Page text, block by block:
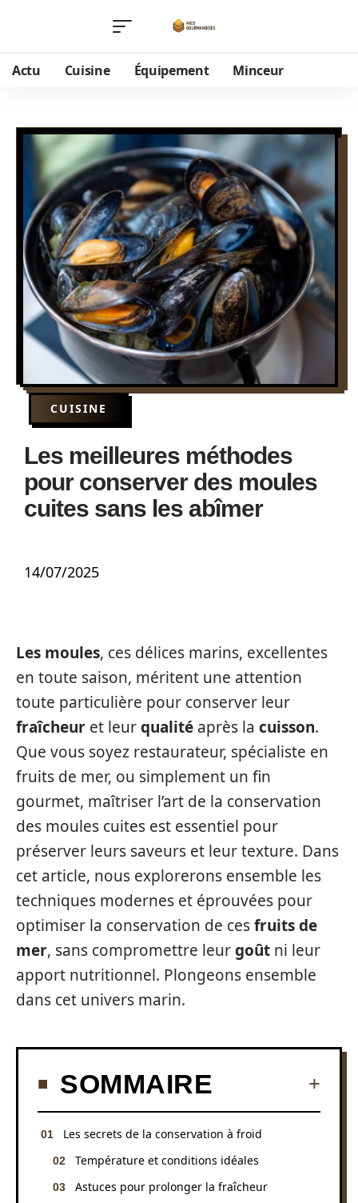
Actu Cuisine Équipement Minceur
CUISINE
Les meilleures méthodes
pour conserver des moules
cuites sans les abîmer
14/07/2025
Les moules, ces délices marins, excellentes
en toute saison, méritent une attention
toute particulière pour conserver leur
fraîcheur et leurqualité après la cuisson.
Que vous soyez restaurateur, spécialiste en
fruits de mer, ou simplement un fin
gourmet, maîtriser l’art de la conservation
des moules cuites est essentiel pour
préserver leurs saveurs et leur texture. Dans
cet article, nous explorerons ensemble les
techniques modernes et éprouvées pour
optimiser la conservation de cesfruits de
mer, sans compromettre leurgoût ni leur
apport nutritionnel. Plongeons ensemble
dans cet univers marin.
SOMMAIRE
Les secrets de la conservation à froid
Température et conditions idéales
Astuces pour prolonger la fraîcheur